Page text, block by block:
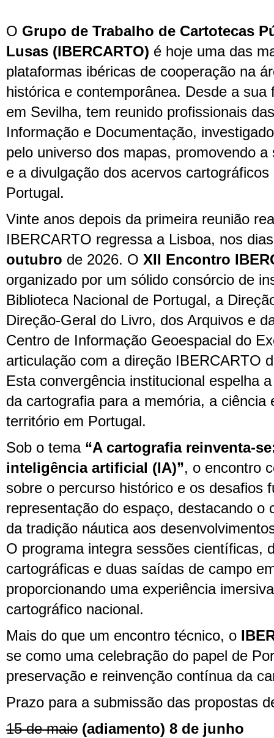
O Grupo de Trabalho de Cartotecas
Lusas (IBERCARTO) é hoje uma das
plataformas ibéricas de cooperação na
histórica e contemporânea. Desde a sua
em Sevilha, tem reunido profissionais
Informação e Documentação,
pelo universo dos mapas, promovendo
e a divulgação dos acervos
Portugal.
Vinte anos depois da primeira reunião
IBERCARTO regressa a Lisboa, nos
outubro de 2026. O XII Encontro
organizado por um sólido consórcio de
Biblioteca Nacional de Portugal, a
Direção-Geral do Livro, dos Arquivos e
Centro de Informação Geoespacial do
articulação com a direção IBERCARTO
Esta convergência institucional espelha
da cartografia para a memória, a ciência
território em Portugal.
Sob o tema “A cartografia reinventa-
inteligência artificial (IA)”, o encontro
sobre o percurso histórico e os desafios
representação do espaço, destacando
da tradição náutica aos
O programa integra sessões científicas,
cartográficas e duas saídas de campo
proporcionando uma experiência
cartográfico nacional.
Mais do que um encontro técnico, o
se como uma celebração do papel de
preservação e reinvenção contínua da
Prazo para a submissão das propostas
15 de maio (adiamento) 8 de junho